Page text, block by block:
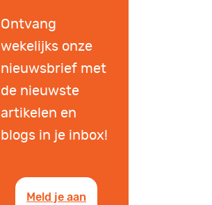
Ontvang
wekelijks onze
nieuwsbrief met
de nieuwste
artikelen en
blogs in je inbox!
Meld je aan